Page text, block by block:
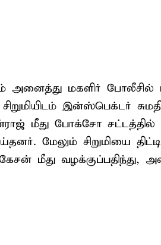
அனைத்து மகளிர் போலீசில்
இன்ஸ்பெக்டர்
மீது போக்சோ சட்டத்தில்
மேலும் சிறுமியை
மீது வழக்குப்பதிந்து,